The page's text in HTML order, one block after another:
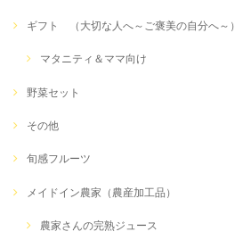
ギフト （大切な人へ～ご褒美の自分へ～）
マタニティ＆ママ向け
野菜セット
その他
旬感フルーツ
メイドイン農家（農産加工品）
農家さんの完熟ジュース